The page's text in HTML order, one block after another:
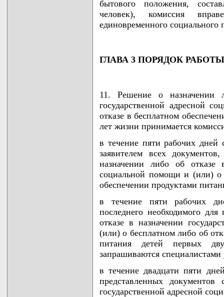
бытового положения,
человек), комиссия
единовременного социального
ГЛАВА 3 ПОРЯДОК
11. Решение о назначении
государственной адресной
отказе в бесплатном
лет жизни принимается
в течение пяти рабочих дней
заявителем всех
назначении либо об отказе
социальной помощи и (или) о
обеспечении продуктами
в течение пяти рабочих
последнего необходимого
отказе в назначении
(или) о бесплатном либо об
питания детей первых
запрашиваются специалистами
в течение двадцати пяти
представленных
государственной адресной